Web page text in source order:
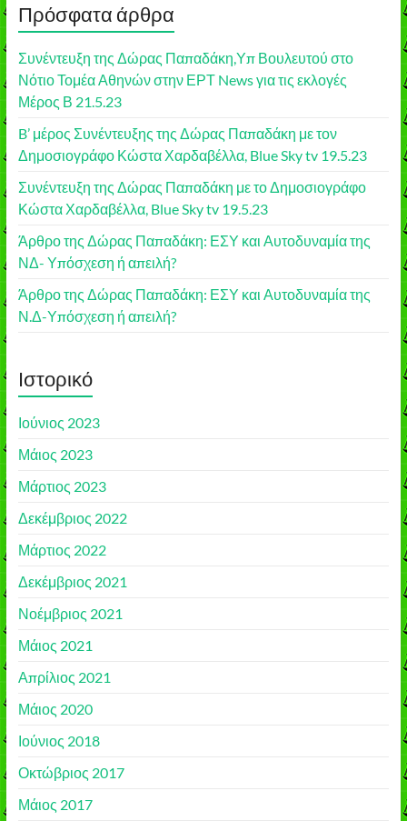
Πρόσφατα άρθρα
Συνέντευξη της Δώρας Παπαδάκη,Υπ Βουλευτού στο
Νότιο Τομέα Αθηνών στην ΕΡΤ News για τις εκλογές
Μέρος Β 21.5.23
B’ μέρος Συνέντευξης της Δώρας Παπαδάκη με τον
Δημοσιογράφο Κώστα Χαρδαβέλλα, Blue Sky tv 19.5.23
Συνέντευξη της Δώρας Παπαδάκη με το Δημοσιογράφο
Κώστα Χαρδαβέλλα, Blue Sky tv 19.5.23
Άρθρο της Δώρας Παπαδάκη: ΕΣΥ και Αυτοδυναμία της
ΝΔ- Υπόσχεση ή απειλή?
Άρθρο της Δώρας Παπαδάκη: ΕΣΥ και Αυτοδυναμία της
Ν.Δ-Υπόσχεση ή απειλή?
Ιστορικό
Ιούνιος 2023
Μάιος 2023
Μάρτιος 2023
Δεκέμβριος 2022
Μάρτιος 2022
Δεκέμβριος 2021
Νοέμβριος 2021
Μάιος 2021
Απρίλιος 2021
Μάιος 2020
Ιούνιος 2018
Οκτώβριος 2017
Μάιος 2017